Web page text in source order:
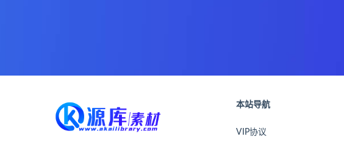
本站导航
VIP协议